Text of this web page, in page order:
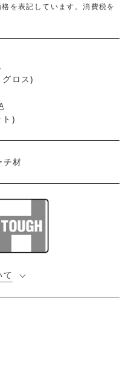
を表記しています。消費税を
ロス)
ト)
チ材
て